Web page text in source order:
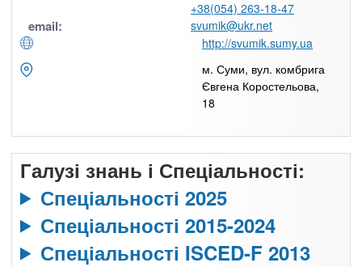
+38(054) 263-18-47
email:
svumik@ukr.net
http://svumik.sumy.ua
м. Суми, вул. комбрига
Євгена Коростельова,
18
Галузі знань і Спеціальності:
Спеціальності 2025
Спеціальності 2015-2024
Спеціальності ISCED-F 2013